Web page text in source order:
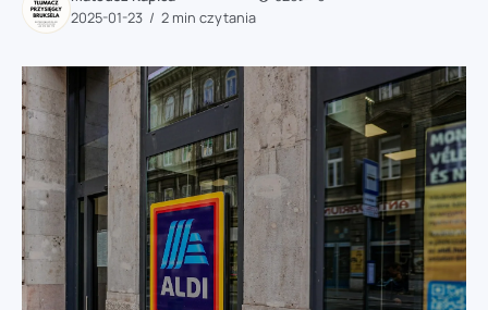
2025-01-23
2 min czytania